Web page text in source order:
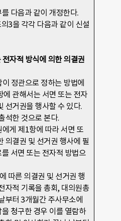
다음과 같이 개정한다.
3을 각각 다음과 같이 신설
자적 방식에 의한 의결권
정관으로 정하는 방법에
에 관해서는 서면 또는 전자
선거권을 행사할 수 있다.
석한 것으로 본다.
게 제1항에 따라 서면 또
의결권 및 선거권 행사에 필
서면 또는 전자적 방법으
따른 의결권 및 선거권 행
자적 기록을 총회, 대의원총
부터 3개월간 주사무소에
청구한 경우 이를 열람하